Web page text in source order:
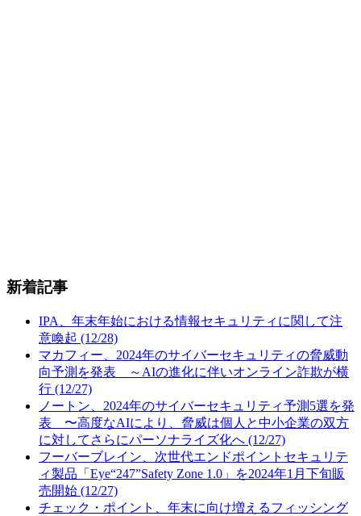
新着記事
IPA、年末年始における情報セキュリティに関して注
意喚起 (12/28)
マカフィー、2024年のサイバーセキュリティの脅威動
向予測を発表 ～AIの進化に伴いオンライン詐欺が横
行 (12/27)
ノートン、2024年のサイバーセキュリティ予測5選を発
表 〜高度なAIにより、脅威は個人と中小企業の双方
に対してさらにパーソナライズ化へ (12/27)
フーバーブレイン、次世代エンドポイントセキュリテ
ィ製品「Eye“247”Safety Zone 1.0」を2024年1月下旬販
売開始 (12/27)
チェック・ポイント、年末に向け増えるフィッシング